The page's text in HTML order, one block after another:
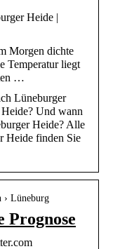
Heide |
Morgen dichte
Temperatur liegt
…
Lüneburger
Und wann
Heide? Alle
Heide finden Sie
› Lüneburg
Prognose